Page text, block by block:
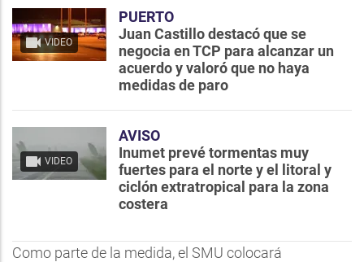
VIDEO
PUERTO
Juan Castillo destacó que se
negocia en TCP para alcanzar un
acuerdo y valoró que no haya
medidas de paro
VIDEO
AVISO
Inumet prevé tormentas muy
fuertes para el norte y el litoral y
ciclón extratropical para la zona
costera
Como parte de la medida, el SMU colocará